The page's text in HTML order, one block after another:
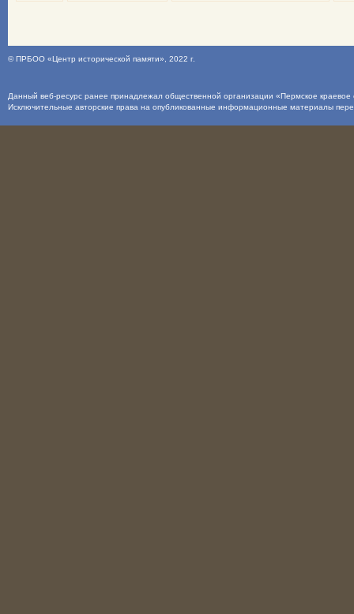
©ПРБОО «Центр исторической памяти» , 2022 г.
Данный веб-ресурс ранее принадлежал общественной организации «Пермское
Исключительные авторские права на опубликованные информационные материалы